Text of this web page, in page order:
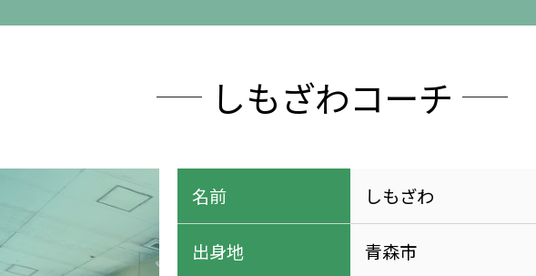
しもざわコーチ
名前 しもざわ
出身地 青森市